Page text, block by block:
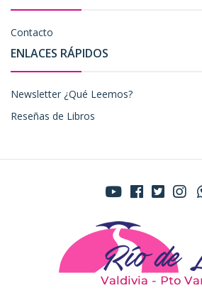
Contacto
ENLACES RÁPIDOS
Newsletter ¿Qué Leemos?
Reseñas de Libros